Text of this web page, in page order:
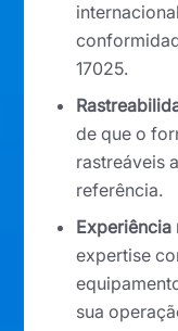
17025.
de que o
rastreáveis
referência.
Experiência
expertise
sua